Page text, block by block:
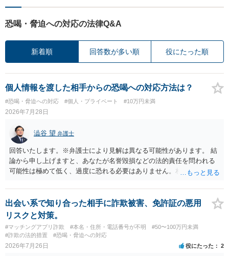
恐喝・脅迫への対応の法律Q&A
新着順 回答数が多い順 役にたった順
個人情報を渡した相手からの恐喝への対応方法は？
#恐喝・脅迫への対応 #個人・プライベート #10万円未満
2026年7月28日
澁谷 望 弁護士
回答いたします。※弁護士により見解は異なる可能性があります。 結
論から申し上げますと、あなたが名誉毀損などの法的責任を問われる
可能性は極めて低く、過度に恐れる必要はありません。相手の行為こ
は警察の介入を恐れて逃げた可能性が高いと考えられます。 今後の具
体的な対応は以下の通りです。 ・相手の要求は無視する（1対1のやり
取りで「詐欺か」と聞いただけで名誉毀損は成立しません） ・マイナ
ンバー総合フリーダイヤルへ連絡し、カードの一時停止と再発行手続
きを行う ・万が一に備え、会社には「個人情報を悪用されたトラブル
に巻き込まれた」と事前伝えておく すでに警察へ相談済みとのことで
出会い系で知り合った相手に詐欺被害、免許証の悪用
リスクと対策。
#マッチングアプリ詐欺 #本名・住所・電話番号が不明
#50〜100万円未満
#詐欺の法的措置
#恐喝・脅迫への対応
2026年7月26日 役にたった 2